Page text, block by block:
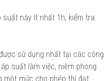
này ít nhất 1h, kiểm tra.
sử dụng nhất tại các công
suất làm việc, niêm phong
một mức cho phép thì đạt